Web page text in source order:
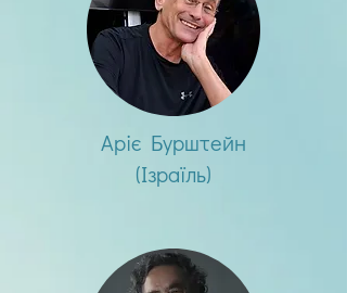
Аріє Бурштейн
(Ізраїль)